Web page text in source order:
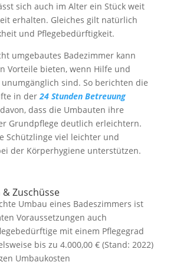
sich auch im Alter ein Stück weit
erhalten. Gleiches gilt natürlich
und Pflegebedürftigkeit.
umgebautes Badezimmer kann
Vorteile bieten, wenn Hilfe und
sind. So berichten die
in der24 Stunden Betreuung
dass die Umbauten ihre
Grundpflege deutlich erleichtern.
Schützlinge viel leichter und
der Körperhygiene unterstützen.
Zuschüsse
Umbau eines Badeszimmers ist
Voraussetzungen auch
mit einem Pflegegrad
bis zu 4.000,00 € (Stand: 2022)
Umbaukosten